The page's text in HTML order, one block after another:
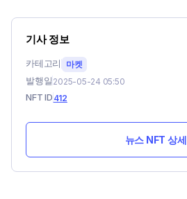
기사 정보
카테고리 마켓
발행일 2025-05-24 05:50
NFT ID 412
뉴스 NFT 상세